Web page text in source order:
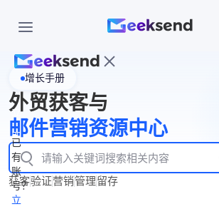
页
WhatsApp
企业号
New
产
品
功
能
产
品
价
资
立
即
注
册
已
有
账
号？
立
增长手册
外贸获客与
邮件营销资源中心
获客验证营销管理留存